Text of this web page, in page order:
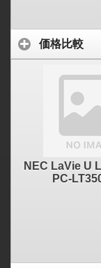
価格比較
NEC LaVie U
PC-